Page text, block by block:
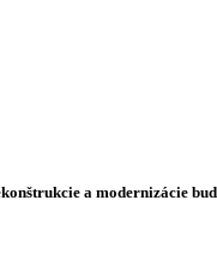
a modernizácie